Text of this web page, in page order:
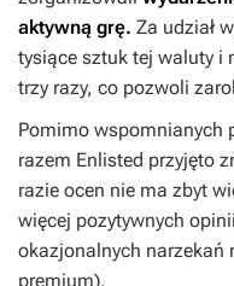
aktywną grę. Za udział
tysiące sztuk tej waluty i
trzy razy, co pozwoli
Pomimo wspomnianych
razem Enlisted przyjęto
razie ocen nie ma zbyt
więcej pozytywnych
okazjonalnych narzekań
premium).